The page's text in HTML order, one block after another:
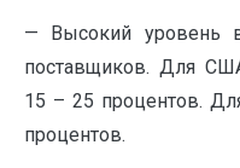
— Высокий уровень
поставщиков. Для
15 – 25 процентов.
процентов.